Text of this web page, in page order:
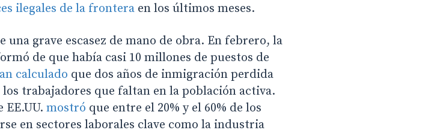
ilegales de la frontera en los últimos meses.
grave escasez de mano de obra. En febrero, la
de que había casi 10 millones de puestos de
calculado que dos años de inmigración perdida
trabajadores que faltan en la población activa.
mostró que entre el 20% y el 60% de los
en sectores laborales clave como la industria